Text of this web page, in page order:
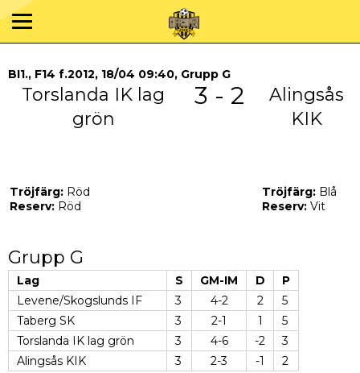
BI1., F14 f.2012, 18/04 09:40, Grupp G
Torslanda IK lag
grön
3 - 2
Alingsås
KIK
Tröjfärg: Röd
Reserv: Röd
Tröjfärg: Blå
Reserv: Vit
Grupp G
Lag S GM-IM D
P
Levene/Skogslunds IF
3 4-2 2
5
Taberg SK
3 2-1 1
5
Torslanda IK lag grön
3 4-6 -2
3
Alingsås KIK
3 2-3 -1 2